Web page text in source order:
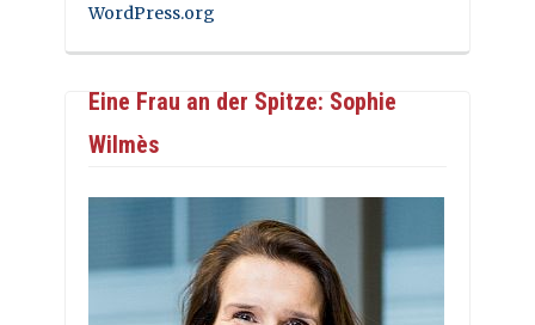
WordPress.org
Eine Frau an der Spitze: Sophie
Wilmès